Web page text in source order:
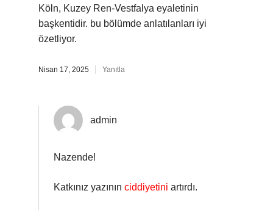
Köln, Kuzey Ren-Vestfalya eyaletinin
başkentidir. bu bölümde anlatılanları iyi
özetliyor.
Nisan 17, 2025 Yanıtla
admin
Nazende!
Katkınız yazının ciddiyetini artırdı.